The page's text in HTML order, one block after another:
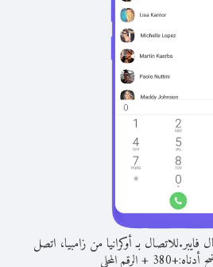
فايبر.للاتصال بـ أوكرانيا من زامبيا، اتصل
أدناه:+
380
+الرقم المحلي